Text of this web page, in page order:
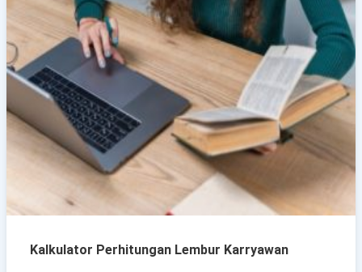
Kalkulator Perhitungan Lembur Karryawan